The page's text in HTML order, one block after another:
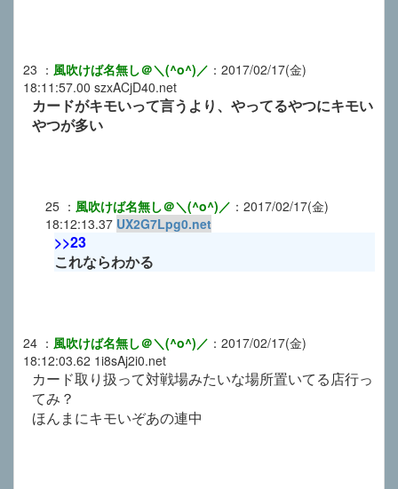
23 ： 風吹けば名無し＠＼(^o^)／ ： 2017/02/17(金)
18:11:57.00 szxACjD40.net
カードがキモいって言うより、やってるやつにキモい
やつが多い
25 ： 風吹けば名無し＠＼(^o^)／ ： 2017/02/17(金)
18:12:13.37 UX2G7Lpg0.net
>>23
これならわかる
24 ： 風吹けば名無し＠＼(^o^)／ ： 2017/02/17(金)
18:12:03.62 1i8sAj2i0.net
カード取り扱って対戦場みたいな場所置いてる店行っ
てみ？
ほんまにキモいぞあの連中